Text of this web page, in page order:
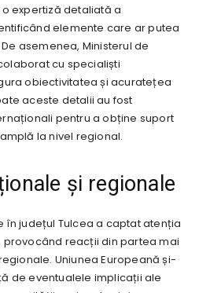
expertiză detaliată a
elemente care ar putea
asemenea, Ministerul de
cu specialiști
obiectivitatea și acuratețea
aceste detalii au fost
pentru a obține suport
la nivel regional.
și regionale
în județul Tulcea a captat atenția
reacții din partea mai
Uniunea Europeană și-
de eventualele implicații ale